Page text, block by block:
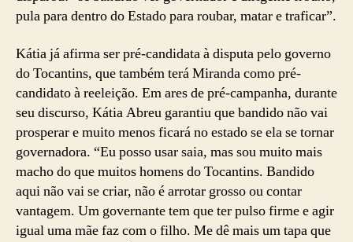
pula para dentro do Estado para roubar, matar e traficar”.
Kátia já afirma ser pré-candidata à disputa pelo governo
do Tocantins, que também terá Miranda como pré-
candidato à reeleição. Em ares de pré-campanha, durante
seu discurso, Kátia Abreu garantiu que bandido não vai
prosperar e muito menos ficará no estado se ela se tornar
governadora. “Eu posso usar saia, mas sou muito mais
macho do que muitos homens do Tocantins. Bandido
aqui não vai se criar, não é arrotar grosso ou contar
vantagem. Um governante tem que ter pulso firme e agir
igual uma mãe faz com o filho. Me dê mais um tapa que